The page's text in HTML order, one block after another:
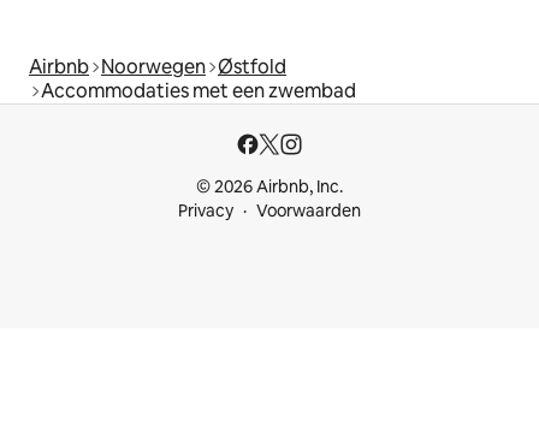
Airbnb Noorwegen Østfold
Accommodaties met een zwembad
© 2026 Airbnb, Inc.
Privacy
Voorwaarden